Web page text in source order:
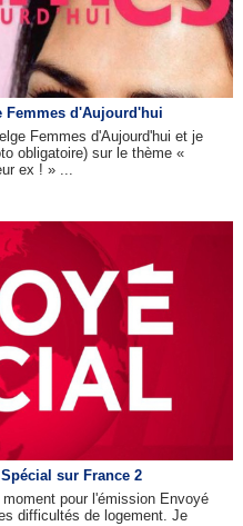
Femmes d'Aujourd'hui
Femmes d'Aujourd'hui et je
obligatoire) sur le thème «
ex ! » ...
sur France 2
pour l'émission Envoyé
difficultés de logement. Je